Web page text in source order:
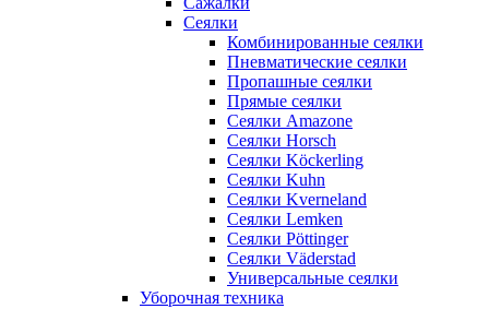
Сеялки
Комбинированные сеялки
Пневматические сеялки
Пропашные сеялки
Прямые сеялки
Сеялки Amazone
Сеялки Horsch
Сеялки Köckerling
Сеялки Kuhn
Сеялки Kverneland
Сеялки Lemken
Сеялки Pöttinger
Сеялки Väderstad
Универсальные сеялки
Уборочная техника